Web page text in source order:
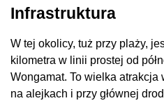
Infrastruktura
W tej okolicy, tuż przy plaży,
kilometra w linii prostej od
Wongamat. To wielka atrakcja
na alejkach i przy głównej